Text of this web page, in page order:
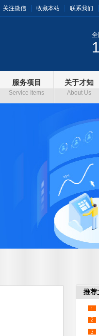
关注微信 收藏本站 联系我们
服务项目
Service Items
关于才知
About Us
推荐